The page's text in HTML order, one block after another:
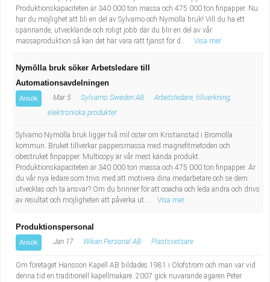
Produktionskapaciteten är 340 000 ton massa och 475 000 ton finpapper. Nu
har du möjlighet att bli en del av Sylvamo och Nymölla bruk! Vill du ha ett
spännande, utvecklande och roligt jobb där du blir en del av vår
massaproduktion så kan det här vara rätt tjänst för d...
Visa mer
Nymölla bruk söker Arbetsledare till
Automationsavdelningen
Ansök Mar 5 Sylvamo Sweden AB
Arbetsledare, tillverkning,
elektroniska produkter
Sylvamo Nymölla bruk ligger två mil öster om Kristianstad i Bromölla
kommun. Bruket tillverkar pappersmassa med magnefitmetoden och
obestruket finpapper. Multicopy är vår mest kända produkt.
Produktionskapaciteten är 340 000 ton massa och 475 000 ton finpapper. Är
du vår nya ledare som trivs med att motivera dina medarbetare och se dem
utvecklas och ta ansvar? Om du brinner för att coacha och leda andra och drivs
av resultat och möjligheten att påverka ut...
Visa mer
Produktionspersonal
Ansök Jan 17 Wikan Personal AB Plastsvetsare
Om företaget Hansson Kapell AB bildades 1981 i Olofström och man var vid
denna tid en traditionell kapellmakare. 2007 gick nuvarande ägaren Peter